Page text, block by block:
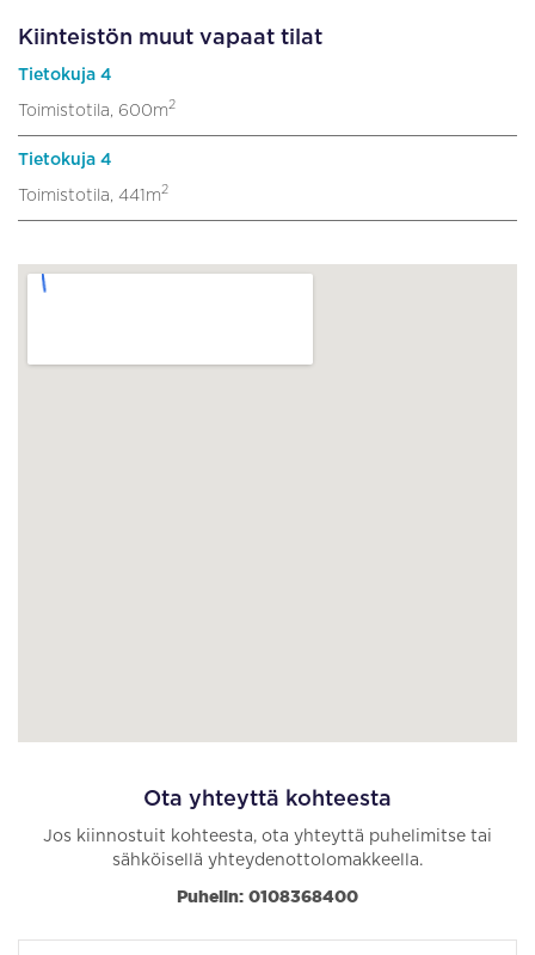
Kiinteistön muut vapaat tilat
Tietokuja 4
Toimistotila, 600m2
Tietokuja 4
Toimistotila, 441m2
Ota yhteyttä kohteesta
Jos kiinnostuit kohteesta, ota yhteyttä puhelimitse tai
sähköisellä yhteydenottolomakkeella.
Puhelin: 0108368400